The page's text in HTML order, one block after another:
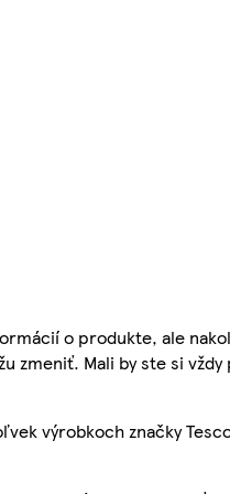
o produkte, ale
zmeniť. Mali by ste si
výrobkoch značky